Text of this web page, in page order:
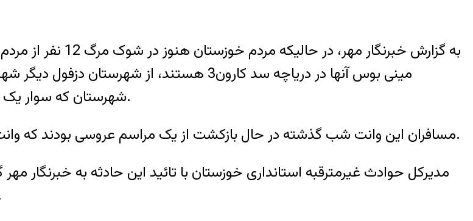
به گزارش خبرنگار
شهرستان که سوار یک دستگاه وانت بودند در یک کانال آب سقوط کردند و غرق شدند.
مسافران این وانت شب گذشته در حال بازکشت از یک مراسم عروسی بودند که وانت آنها در کانال آب کشاورزی سقوط کرده و در آن غرق می شوند.
حال بازگشت از یک